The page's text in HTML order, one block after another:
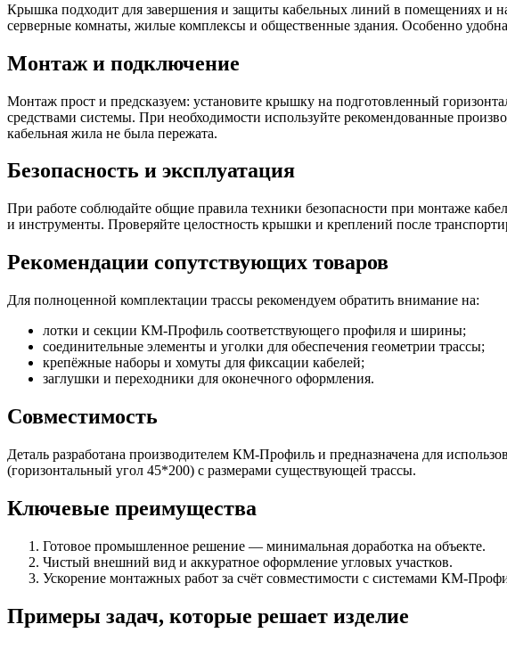
Крышка подходит для завершения и защиты кабельных линий в помещениях и
серверные комнаты, жилые комплексы и общественные здания. Особенно
Монтаж и подключение
Монтаж прост и предсказуем: установите крышку на подготовленный
средствами системы. При необходимости используйте рекомендованные
кабельная жила не была пережата.
Безопасность и эксплуатация
При работе соблюдайте общие правила техники безопасности при монтаже
и инструменты. Проверяйте целостность крышки и креплений после
Рекомендации сопутствующих товаров
Для полноценной комплектации трассы рекомендуем обратить внимание на:
лотки и секции КМ-Профиль соответствующего профиля и ширины;
соединительные элементы и уголки для обеспечения геометрии трассы;
крепёжные наборы и хомуты для фиксации кабелей;
заглушки и переходники для оконечного оформления.
Совместимость
Деталь разработана производителем КМ-Профиль и предназначена для
(горизонтальный угол 45*200) с размерами существующей трассы.
Ключевые преимущества
Готовое промышленное решение — минимальная доработка на объекте.
Чистый внешний вид и аккуратное оформление угловых участков.
Ускорение монтажных работ за счёт совместимости с системами КМ-
Примеры задач, которые решает изделие